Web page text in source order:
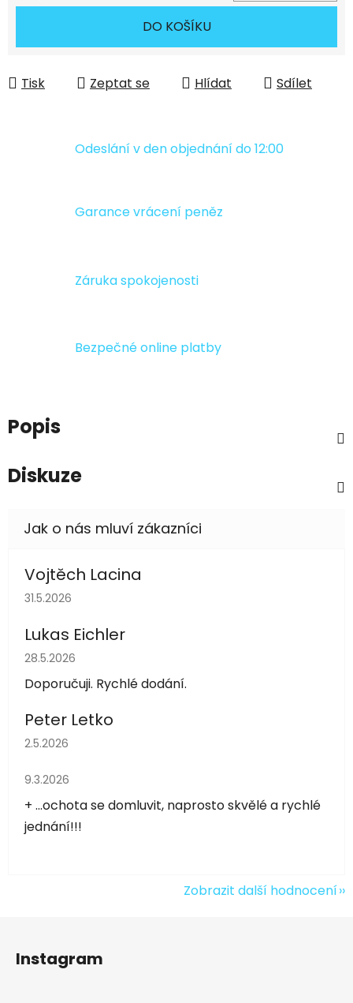
DO KOŠÍKU
Tisk Zeptat se Hlídat Sdílet
Odeslání v den objednání do 12:00
Garance vrácení peněz
Záruka spokojenosti
Bezpečné online platby
Popis
Diskuze
Vojtěch Lacina
Hodnocení obchodu je 5 z 5 hvězdiček.
31.5.2026
Lukas Eichler
Hodnocení obchodu je 5 z 5 hvězdiček.
28.5.2026
Doporučuji. Rychlé dodání.
Peter Letko
Hodnocení obchodu je 5 z 5 hvězdiček.
2.5.2026
Hodnocení obchodu je 5 z 5 hvězdiček.
9.3.2026
+ ...ochota se domluvit, naprosto skvělé a rychlé
jednání!!!
Zobrazit další hodnocení
Instagram